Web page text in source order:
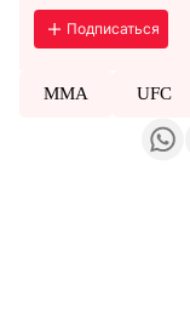
Подписаться
ММА UFC